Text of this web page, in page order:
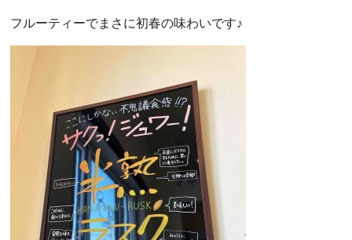
フルーティーでまさに初春の味わいです♪